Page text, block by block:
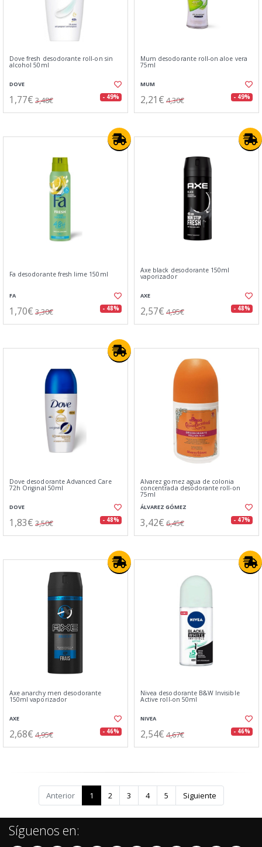
Dove fresh desodorante roll-on sin
alcohol 50ml
DOVE
1,77€ 3,48€ - 49%
Mum desodorante roll-on aloe vera
75ml
MUM
2,21€ 4,30€ - 49%
Fa desodorante fresh lime 150ml
FA
1,70€ 3,30€ - 48%
Axe black desodorante 150ml
vaporizador
AXE
2,57€ 4,95€ - 48%
Dove desodorante Advanced Care
72h Original 50ml
DOVE
1,83€ 3,50€ - 48%
Alvarez gomez agua de colonia
concentrada desodorante roll-on
75ml
ÁLVAREZ GÓMEZ
3,42€ 6,45€ - 47%
Axe anarchy men desodorante
150ml vaporizador
AXE
2,68€ 4,95€ - 46%
Nivea desodorante B&W Invisible
Active roll-on 50ml
NIVEA
2,54€ 4,67€ - 46%
Anterior 1 2 3 4 5 Siguiente
Síguenos en: